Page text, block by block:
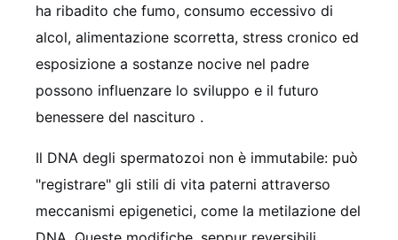
ha ribadito che fumo, consumo eccessivo di
alcol, alimentazione scorretta, stress cronico ed
esposizione a sostanze nocive nel padre
possono influenzare lo sviluppo e il futuro
benessere del nascituro .
Il DNA degli spermatozoi non è immutabile: può
"registrare" gli stili di vita paterni attraverso
meccanismi epigenetici, come la metilazione del